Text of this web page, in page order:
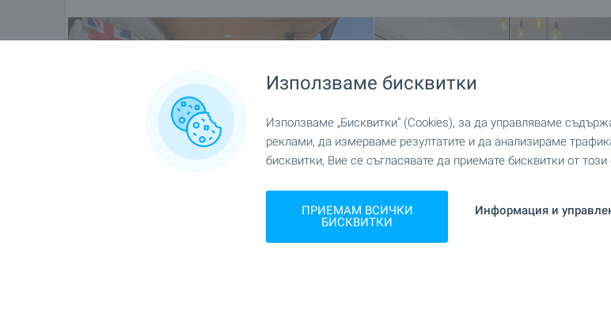
Използваме бисквитки
Използваме „Бисквитки“ (Cookies), за да управляваме
реклами, да измерваме резултатите и да анализираме
бисквитки, Вие се съгласявате да приемате бисквитки от този
ПРИЕМАМ ВСИЧКИ
БИСКВИТКИ
Информация и